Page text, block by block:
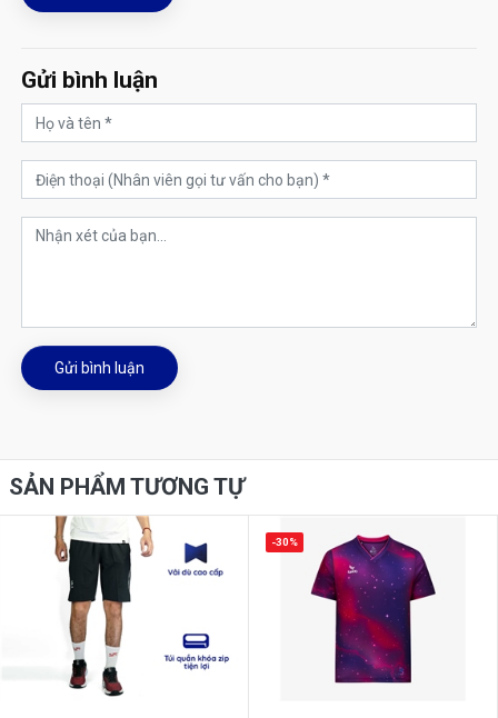
Gửi bình luận
Gửi bình luận
SẢN PHẨM TƯƠNG TỰ
-30%